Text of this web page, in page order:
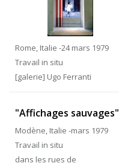
Rome, Italie -24 mars 1979
Travail in situ
[galerie] Ugo Ferranti
"Affichages sauvages"
Modène, Italie -mars 1979
Travail in situ
dans les rues de